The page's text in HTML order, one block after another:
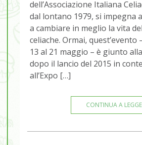
dell’Associazione Italiana
dal lontano 1979, si impegna
a cambiare in meglio la vita
celiache. Ormai, quest’evento
13 al 21 maggio – è giunto
dopo il lancio del 2015 in
all’Expo […]
CONTINUA A